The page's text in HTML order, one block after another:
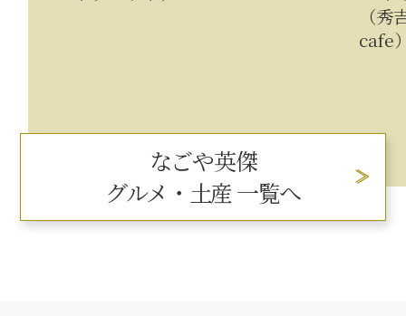
（
cafe
なごや英傑
グルメ・土産 一覧へ